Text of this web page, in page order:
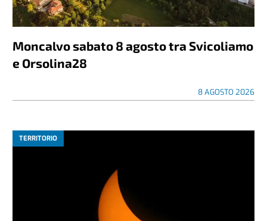
Moncalvo sabato 8 agosto tra Svicoliamo
e Orsolina28
8 AGOSTO 2026
TERRITORIO